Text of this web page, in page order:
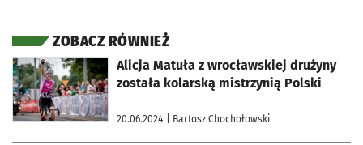
ZOBACZ RÓWNIEŻ
Alicja Matuła z wrocławskiej drużyny
została kolarską mistrzynią Polski
20.06.2024 | Bartosz Chochołowski
otworzy się w nowej karcie